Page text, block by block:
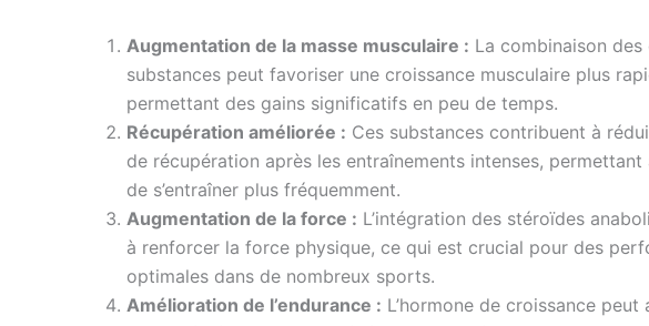
Augmentation de la masse musculaire : La combinaison des
substances peut favoriser une croissance musculaire plus
permettant des gains significatifs en peu de temps.
Récupération améliorée : Ces substances contribuent à
de récupération après les entraînements intenses, permettant
de s’entraîner plus fréquemment.
Augmentation de la force : L’intégration des stéroïdes
à renforcer la force physique, ce qui est crucial pour des
optimales dans de nombreux sports.
Amélioration de l’endurance : L’hormone de croissance peut